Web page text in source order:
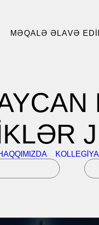
MƏQALƏ ƏLAVƏ
KOLLEGIYA